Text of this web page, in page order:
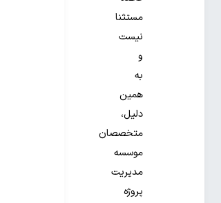
مستثنا
نیست
و
به
همین
دلیل،
متخصصان
موسسه
مدیریت
پروژه